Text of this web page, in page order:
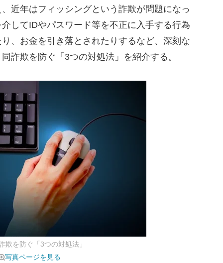
近年はフィッシングという詐欺が問題になっ
してIDやパスワード等を不正に入手する行為
、お金を引き落とされたりするなど、深刻な
詐欺を防ぐ「3つの対処法」を紹介する。
欺を防ぐ「3つの対処法」
写真ページを見る